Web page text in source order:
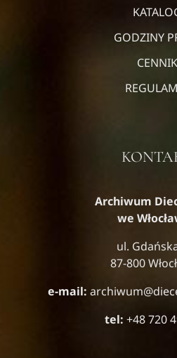
GODZINY
CENNIK
Archiwum
we
ul.
87-800
e-mail:
tel: +48 720